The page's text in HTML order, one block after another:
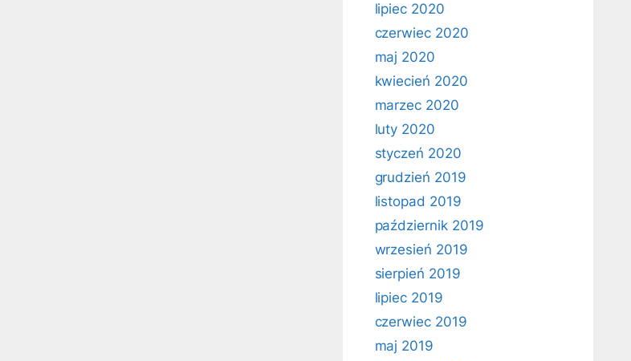
lipiec 2020
czerwiec 2020
maj 2020
kwiecień 2020
marzec 2020
luty 2020
styczeń 2020
grudzień 2019
listopad 2019
październik 2019
wrzesień 2019
sierpień 2019
lipiec 2019
czerwiec 2019
maj 2019